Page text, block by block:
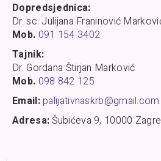
Dopredsjednica:
Dr. sc. Julijana Franinović
Mob. 091 154 3402
Tajnik:
Dr. Gordana Štirjan Marković
Mob. 098 842 125
Email:palijativnaskrb@gmail.com
Adresa:Šubićeva 9, 10000